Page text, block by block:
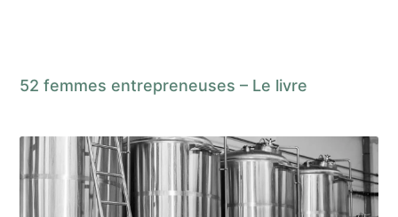
52 femmes entrepreneuses – Le livre